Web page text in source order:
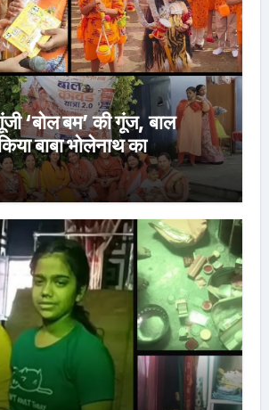
‘बोल बम’ की गूंज, बाल
बाबा भोलेनाथ का